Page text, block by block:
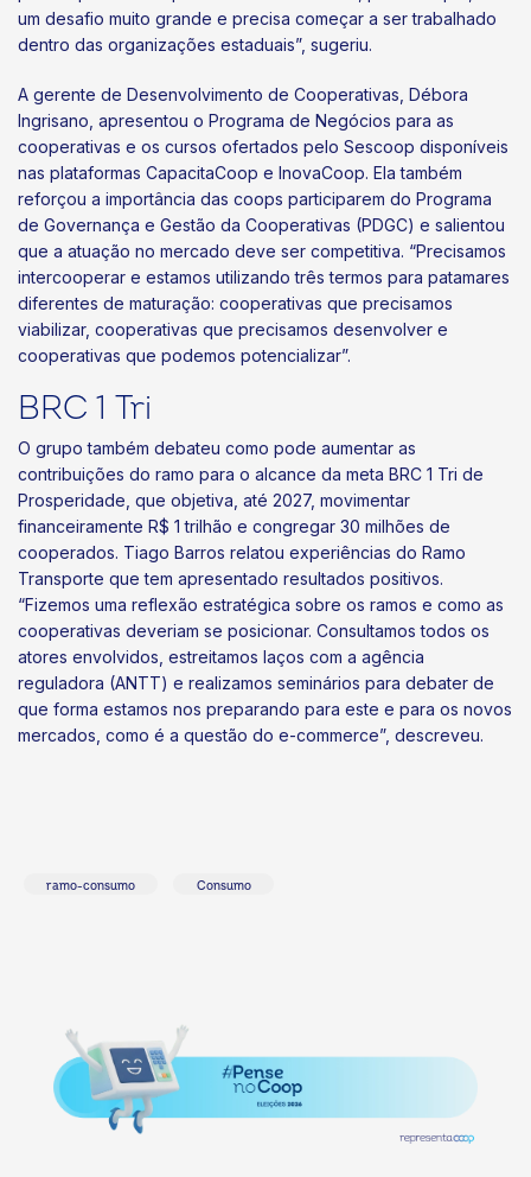
um desafio muito grande e precisa começar a ser trabalhado
dentro das organizações estaduais”, sugeriu.
A gerente de Desenvolvimento de Cooperativas, Débora
Ingrisano, apresentou o Programa de Negócios para as
cooperativas e os cursos ofertados pelo Sescoop disponíveis
nas plataformas CapacitaCoop e InovaCoop. Ela também
reforçou a importância das coops participarem do Programa
de Governança e Gestão da Cooperativas (PDGC) e salientou
que a atuação no mercado deve ser competitiva. “Precisamos
intercooperar e estamos utilizando três termos para patamares
diferentes de maturação: cooperativas que precisamos
viabilizar, cooperativas que precisamos desenvolver e
cooperativas que podemos potencializar”.
BRC 1 Tri
O grupo também debateu como pode aumentar as
contribuições do ramo para o alcance da meta BRC 1 Tri de
Prosperidade, que objetiva, até 2027, movimentar
financeiramente R$ 1 trilhão e congregar 30 milhões de
cooperados. Tiago Barros relatou experiências do Ramo
Transporte que tem apresentado resultados positivos.
“Fizemos uma reflexão estratégica sobre os ramos e como as
cooperativas deveriam se posicionar. Consultamos todos os
atores envolvidos, estreitamos laços com a agência
reguladora (ANTT) e realizamos seminários para debater de
que forma estamos nos preparando para este e para os novos
mercados, como é a questão do e-commerce”, descreveu.
ramo-consumo Consumo